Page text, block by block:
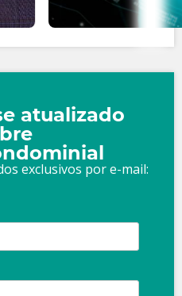
atualizado
exclusivos por e-mail: